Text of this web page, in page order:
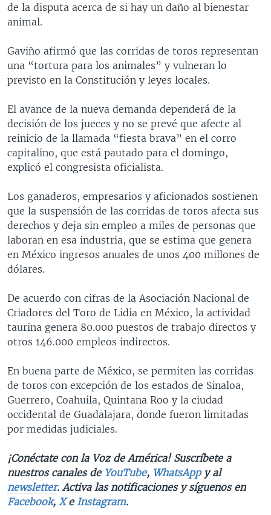
de la disputa acerca de si hay un daño al bienestar
animal.
Gaviño afirmó que las corridas de toros representan
una “tortura para los animales” y vulneran lo
previsto en la Constitución y leyes locales.
El avance de la nueva demanda dependerá de la
decisión de los jueces y no se prevé que afecte al
reinicio de la llamada “fiesta brava” en el corro
capitalino, que está pautado para el domingo,
explicó el congresista oficialista.
Los ganaderos, empresarios y aficionados sostienen
que la suspensión de las corridas de toros afecta sus
derechos y deja sin empleo a miles de personas que
laboran en esa industria, que se estima que genera
en México ingresos anuales de unos 400 millones de
dólares.
De acuerdo con cifras de la Asociación Nacional de
Criadores del Toro de Lidia en México, la actividad
taurina genera 80.000 puestos de trabajo directos y
otros 146.000 empleos indirectos.
En buena parte de México, se permiten las corridas
de toros con excepción de los estados de Sinaloa,
Guerrero, Coahuila, Quintana Roo y la ciudad
occidental de Guadalajara, donde fueron limitadas
por medidas judiciales.
¡Conéctate con la Voz de América! Suscríbete a
nuestros canales de YouTube, WhatsAppy al
newsletter. Activa las notificaciones y síguenos en
Facebook, Xe Instagram.